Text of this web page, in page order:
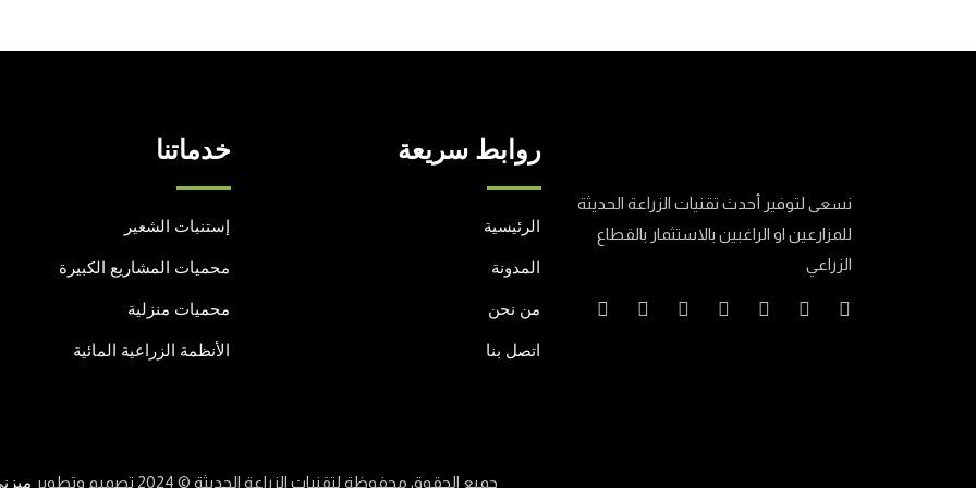
نسعى لتوفير أحدث تقنيات الزراعة الحديثة
للمزارعين او الراغبين بالاستثمار بالقطاع
الزراعي
روابط سريعة
الرئيسية
المدونة
من نحن
اتصل بنا
خدماتنا
إستنبات الشعير
محميات المشاريع الكبيرة
محميات منزلية
الأنظمة الزراعية المائية
جميع الحقوق محفوظة لتقنيات الزراعة الحديثة © 2024 تصميم وتطوير